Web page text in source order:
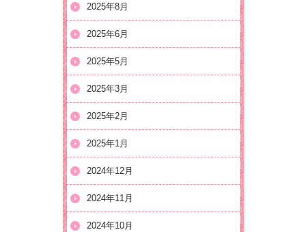
2025年8月
2025年6月
2025年5月
2025年3月
2025年2月
2025年1月
2024年12月
2024年11月
2024年10月